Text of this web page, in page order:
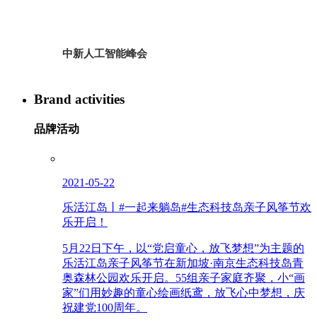
中新人工智能峰会
Brand activities
品牌活动
2021-05-22
乐活江岛丨#一起来躺岛#生态科技岛亲子风筝节欢
乐开启！
5月22日下午，以“党启童心，放飞梦想”为主题的
乐活江岛亲子风筝节在新加坡·南京生态科技岛青
奥森林公园欢乐开启。55组亲子家庭齐聚，小“画
家”们用妙趣的童心绘画纸鸢，放飞心中梦想，庆
祝建党100周年。